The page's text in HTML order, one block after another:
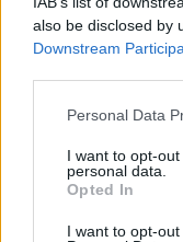
also be disclosed by
Downstream
Please note that
not limited to your
grant or deny
use your data for
consent section.
Personal Data
I want to opt-
personal data.
Opted In
I want to opt-
Könnyedén
| 2023.03.05 09:38
Pedig csak bő 3